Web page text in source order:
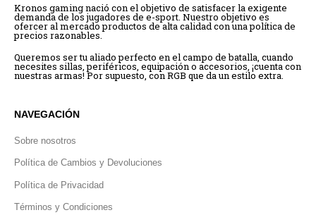
Kronos gaming nació con el objetivo de satisfacer la exigente
demanda de los jugadores de e-sport. Nuestro objetivo es
ofercer al mercado productos de alta calidad con una política de
precios razonables.
Queremos ser tu aliado perfecto en el campo de batalla, cuando
necesites sillas, periféricos, equipación o accesorios, ¡cuenta con
nuestras armas! Por supuesto, con RGB que da un estilo extra.
NAVEGACIÓN
Sobre nosotros
Política de Cambios y Devoluciones
Política de Privacidad
Términos y Condiciones